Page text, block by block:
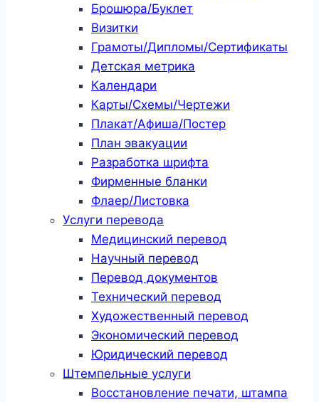
Брошюра/Буклет
Визитки
Грамоты/Дипломы/Сертификаты
Детская метрика
Календари
Карты/Схемы/Чертежи
Плакат/Афиша/Постер
План эвакуации
Разработка шрифта
Фирменные бланки
Флаер/Листовка
Услуги перевода
Медицинский перевод
Научный перевод
Перевод документов
Технический перевод
Художественный перевод
Экономический перевод
Юридический перевод
Штемпельные услуги
Восстановление печати, штампа